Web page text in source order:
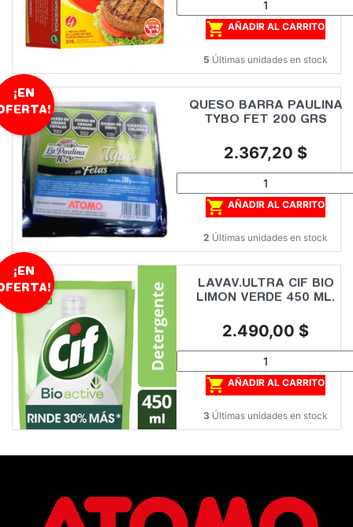
 AÑADIR AL CARRITO
5 Últimas unidades en stock
QUESO BARRA PAULINA
TYBO FET 200 GRS
Precio
2.367,20 $
 AÑADIR AL CARRITO
2 Últimas unidades en stock
¡EN
LAVAV.ULTRA CIF BIO
LIMON VERDE 450 ML.
Precio
2.490,00 $
 AÑADIR AL CARRITO
3 Últimas unidades en stock
¡EN